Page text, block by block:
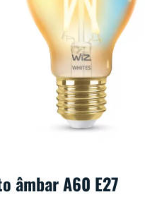
âmbar A60 E27